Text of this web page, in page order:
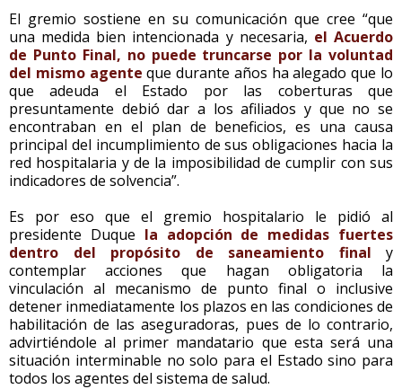
El gremio sostiene en su comunicación que cree “que
una medida bien intencionada y necesaria, el Acuerdo
de Punto Final, no puede truncarse por la voluntad
del mismo agenteque durante años ha alegado que lo
que adeuda el Estado por las coberturas que
presuntamente debió dar a los afiliados y que no se
encontraban en el plan de beneficios, es una causa
principal del incumplimiento de sus obligaciones hacia la
red hospitalaria y de la imposibilidad de cumplir con sus
indicadores de solvencia”.
Es por eso que el gremio hospitalario le pidió al
presidente Duque la adopción de medidas fuertes
dentro del propósito de saneamiento final y
contemplar acciones que hagan obligatoria la
vinculación al mecanismo de punto final o inclusive
detener inmediatamente los plazos en las condiciones de
habilitación de las aseguradoras, pues de lo contrario,
advirtiéndole al primer mandatario que esta será una
situación interminable no solo para el Estado sino para
todos los agentes del sistema de salud.